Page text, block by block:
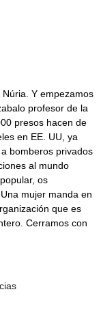
Núria. Y empezamos
profesor de la
presos hacen de
en EE. UU, ya
bomberos privados
al mundo
os
mujer manda en
que es
Cerramos con